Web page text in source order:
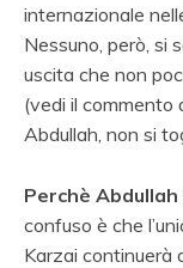
internazionale
Nessuno, però, si
uscita che non
(vedi il commento
Abdullah, non si
Perchè
confuso è che
Karzai continuerà